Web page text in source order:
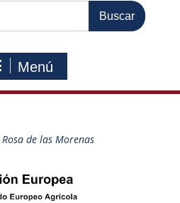
Menú
Rosa de las Morenas